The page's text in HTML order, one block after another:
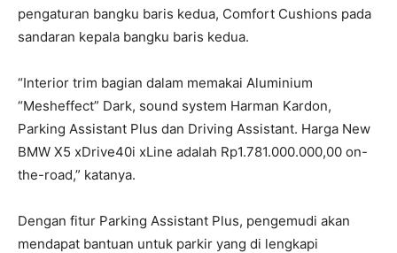
pengaturan bangku baris kedua, Comfort Cushions pada
sandaran kepala bangku baris kedua.
“Interior trim bagian dalam memakai Aluminium
“Mesheffect” Dark, sound system Harman Kardon,
Parking Assistant Plus dan Driving Assistant. Harga New
BMW X5 xDrive40i xLine adalah Rp1.781.000.000,00 on-
the-road,” katanya.
Dengan fitur Parking Assistant Plus, pengemudi akan
mendapat bantuan untuk parkir yang di lengkapi